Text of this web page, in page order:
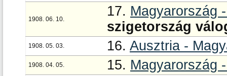
1908. 06. 10.
17. Magyarország
szigetország
1908. 05. 03. 16. Ausztria -
1908. 04. 05. 15. Magyarország